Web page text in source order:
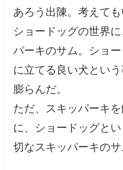
あろう出陳。考えて
ショードッグの世界
パーキのサム。ショ
に立てる良い犬とい
膨らんだ。
ただ、スキッパーキ
に、ショードッグと
切なスキッパーキのサ